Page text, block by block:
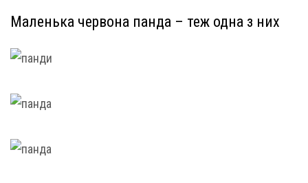
Маленька червона панда – теж одна з них